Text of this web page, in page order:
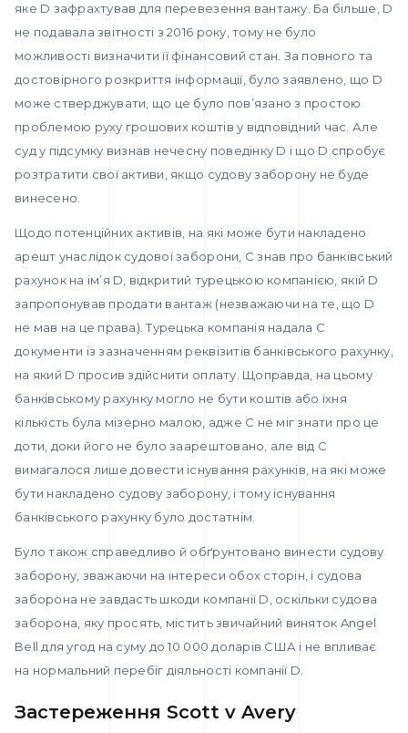
яке D зафрахтував для перевезення вантажу. Ба більше, D
не подавала звітності з 2016 року, тому не було
можливості визначити її фінансовий стан. За повного та
достовірного розкриття інформації, було заявлено, що D
може стверджувати, що це було пов’язано з простою
проблемою руху грошових коштів у відповідний час. Але
суд у підсумку визнав нечесну поведінку D і що D спробує
розтратити свої активи, якщо судову заборону не буде
винесено.
Щодо потенційних активів, на які може бути накладено
арешт унаслідок судової заборони, С знав про банківський
рахунок на ім’я D, відкритий турецькою компанією, якій D
запропонував продати вантаж (незважаючи на те, що D
не мав на це права). Турецька компанія надала С
документи із зазначенням реквізитів банківського рахунку,
на який D просив здійснити оплату. Щоправда, на цьому
банківському рахунку могло не бути коштів або їхня
кількість була мізерно малою, адже С не міг знати про це
доти, доки його не було заарештовано, але від С
вимагалося лише довести існування рахунків, на які може
бути накладено судову заборону, і тому існування
банківського рахунку було достатнім.
Було також справедливо й обґрунтовано винести судову
заборону, зважаючи на інтереси обох сторін, і судова
заборона не завдасть шкоди компанії D, оскільки судова
заборона, яку просять, містить звичайний виняток Angel
Bell для угод на суму до 10 000 доларів США і не впливає
на нормальний перебіг діяльності компанії D.
Застереження Scott v Avery